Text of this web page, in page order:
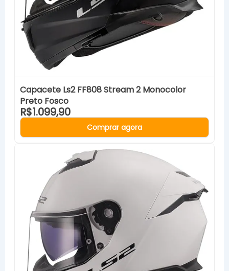
Capacete Ls2 FF808 Stream 2 Monocolor
Preto Fosco
R$1.099,90
Comprar agora